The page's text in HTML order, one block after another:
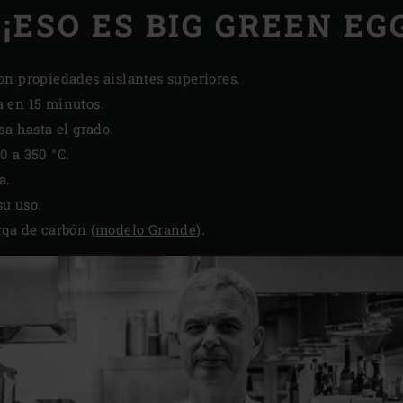
¡ESO ES BIG GREEN
propiedades aislantes superiores.
15 minutos.
hasta el grado.
a 350 °C.
uso.
de carbón (modelo Grande).